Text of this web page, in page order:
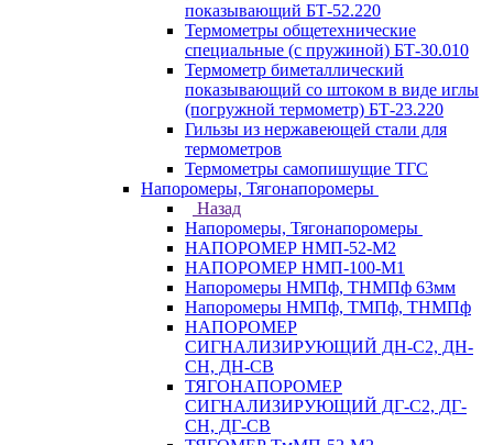
показывающий БТ-52.220
Термометры общетехнические
специальные (с пружиной) БТ-30.010
Термометр биметаллический
показывающий со штоком в виде иглы
(погружной термометр) БТ-23.220
Гильзы из нержавеющей стали для
термометров
Термометры самопишущие ТГС
Напоромеры, Тягонапоромеры
Назад
Напоромеры, Тягонапоромеры
НАПОРОМЕР НМП-52-М2
НАПОРОМЕР НМП-100-М1
Напоромеры НМПф, ТНМПф 63мм
Напоромеры НМПф, ТМПф, ТНМПф
НАПОРОМЕР
СИГНАЛИЗИРУЮЩИЙ ДН-С2, ДН-
СН, ДН-СВ
ТЯГОНАПОРОМЕР
СИГНАЛИЗИРУЮЩИЙ ДГ-С2, ДГ-
СН, ДГ-СВ